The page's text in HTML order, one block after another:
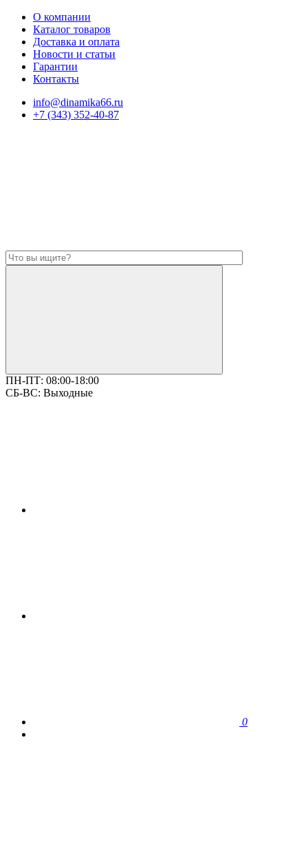
О компании
Каталог товаров
Доставка и оплата
Новости и статьи
Гарантии
Контакты
info@dinamika66.ru
+7 (343) 352-40-87
ПН-ПТ: 08:00-18:00
СБ-ВС: Выходные
0